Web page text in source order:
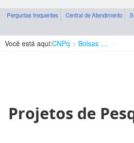
Perguntas frequentes Central de Atendimento
Você está aqui:CNPq Bolsas e Auxílios Vigentes
Projetos de